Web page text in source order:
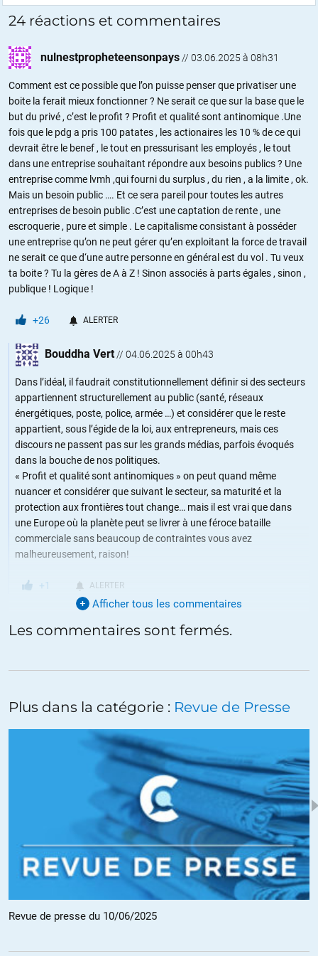
24 réactions et commentaires
nulnestpropheteensonpays // 03.06.2025 à 08h31
Comment est ce possible que l’on puisse penser que privatiser une
boite la ferait mieux fonctionner ? Ne serait ce que sur la base que le
but du privé , c’est le profit ? Profit et qualité sont antinomique .Une
fois que le pdg a pris 100 patates , les actionaires les 10 % de ce qui
devrait être le benef , le tout en pressurisant les employés , le tout
dans une entreprise souhaitant répondre aux besoins publics ? Une
entreprise comme lvmh ,qui fourni du surplus , du rien , a la limite , ok.
Mais un besoin public …. Et ce sera pareil pour toutes les autres
entreprises de besoin public .C’est une captation de rente , une
escroquerie , pure et simple . Le capitalisme consistant à posséder
une entreprise qu’on ne peut gérer qu’en exploitant la force de travail
ne serait ce que d‘une autre personne en général est du vol . Tu veux
ta boite ? Tu la gères de A à Z ! Sinon associés à parts égales , sinon ,
publique ! Logique !
+26 ALERTER
Bouddha Vert // 04.06.2025 à 00h43
Dans l’idéal, il faudrait constitutionnellement définir si des secteurs
appartiennent structurellement au public (santé, réseaux
énergétiques, poste, police, armée …) et considérer que le reste
appartient, sous l’égide de la loi, aux entrepreneurs, mais ces
discours ne passent pas sur les grands médias, parfois évoqués
dans la bouche de nos politiques.
« Profit et qualité sont antinomiques » on peut quand même
nuancer et considérer que suivant le secteur, sa maturité et la
protection aux frontières tout change… mais il est vrai que dans
une Europe où la planète peut se livrer à une féroce bataille
commerciale sans beaucoup de contraintes vous avez
malheureusement, raison!
+1 ALERTER
À ce propos, l’article de BFM passe sous silence le fait que si le
l’UE, encore plus enragée dans le néolibéralisme.
+7 ALERTER
//03.06.2025 à 09h36
« Justice française : les parquets continuent de soutenir Alexis
Il y a un mot qui n’a plus de sens dans ce pays dit « des droits de
l’homme » c’est le mot: justice
Justice aux ordres: oui certainement, justice indépendante c’est une
Afficher tous les commentaires
Les commentaires sont fermés.
Plus dans la catégorie : Revue de Presse
Revue de presse du 10/06/2025